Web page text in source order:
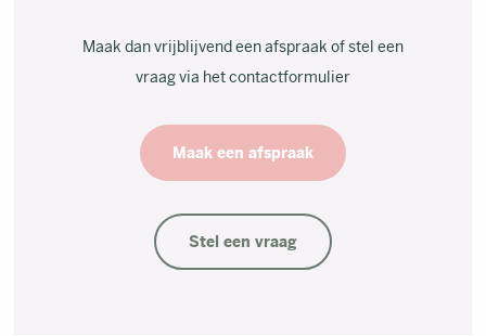
Maak dan vrijblijvend een afspraak of stel een
vraag via het contactformulier
Maak een afspraak
Stel een vraag